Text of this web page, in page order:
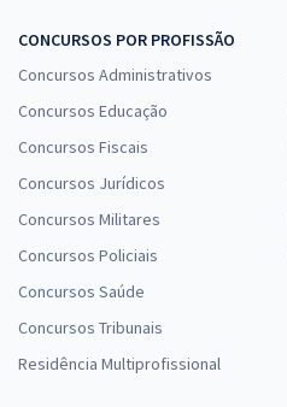
CONCURSOS POR PROFISSÃO
Concursos Administrativos
Concursos Educação
Concursos Fiscais
Concursos Jurídicos
Concursos Militares
Concursos Policiais
Concursos Saúde
Concursos Tribunais
Residência Multiprofissional